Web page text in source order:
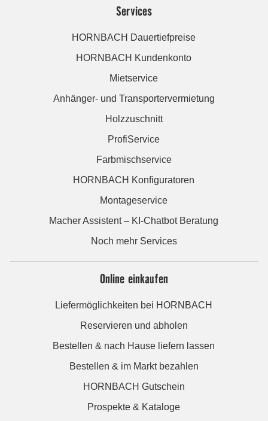
Services
HORNBACH Dauertiefpreise
HORNBACH Kundenkonto
Mietservice
Anhänger- und Transportervermietung
Holzzuschnitt
ProfiService
Farbmischservice
HORNBACH Konfiguratoren
Montageservice
Macher Assistent – KI-Chatbot Beratung
Noch mehr Services
Online einkaufen
Liefermöglichkeiten bei HORNBACH
Reservieren und abholen
Bestellen & nach Hause liefern lassen
Bestellen & im Markt bezahlen
HORNBACH Gutschein
Prospekte & Kataloge